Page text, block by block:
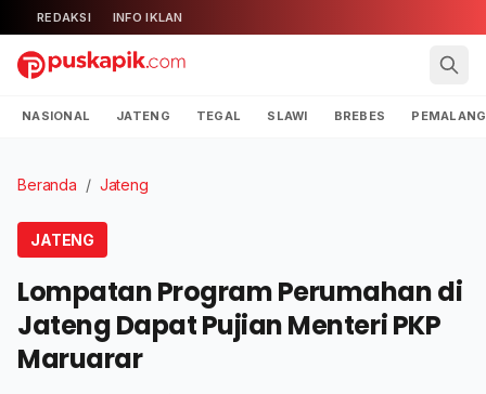
REDAKSI INFO IKLAN
NASIONAL JATENG TEGAL SLAWI BREBES PEMALANG
Beranda / Jateng
JATENG
Lompatan Program Perumahan di
Jateng Dapat Pujian Menteri PKP
Maruarar